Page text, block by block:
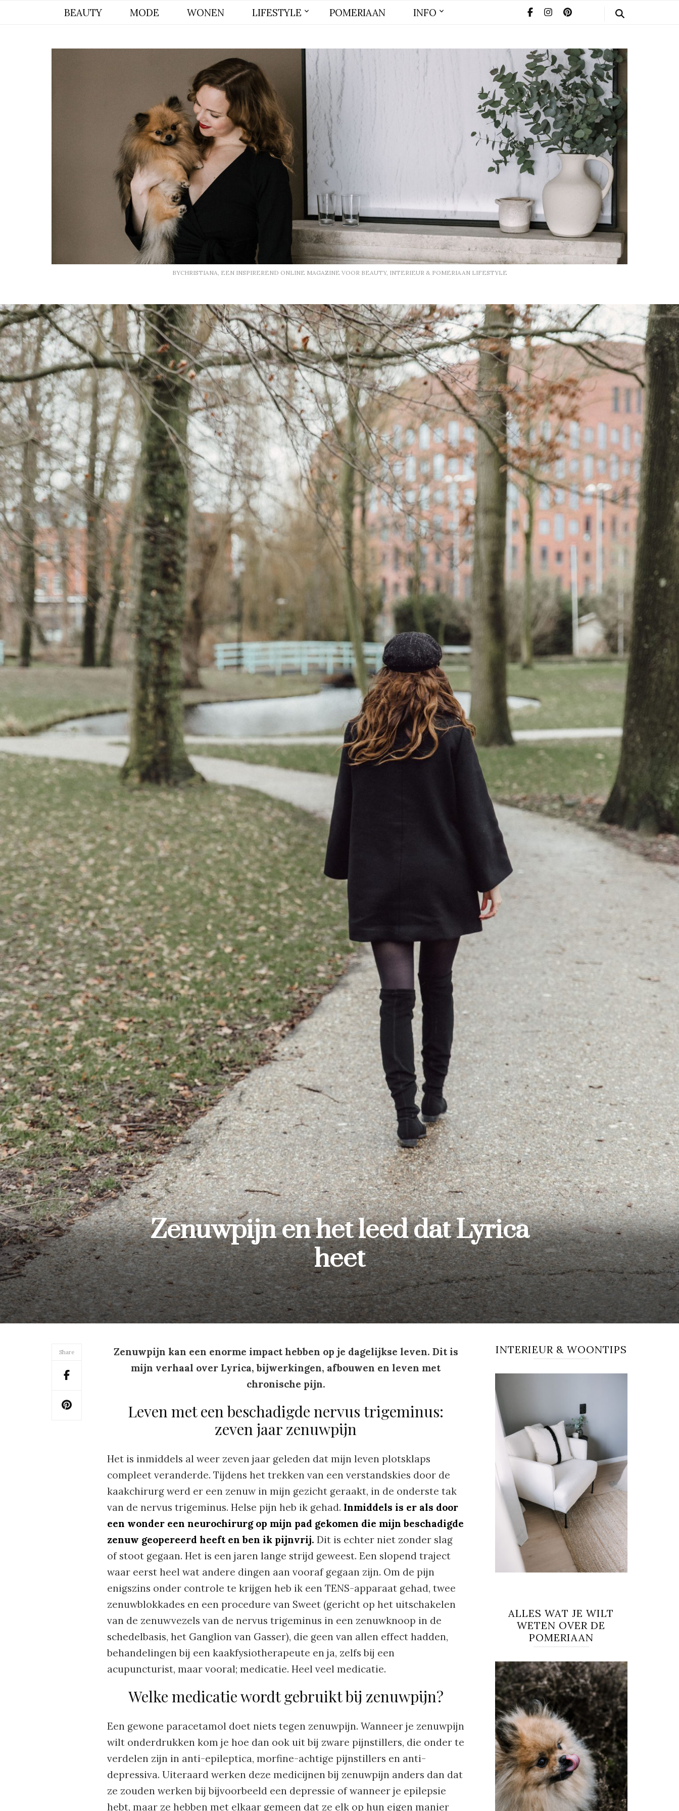
BEAUTY MODE WONEN LIFESTYLE POMERIAAN INFO
BYCHRISTIANA, EEN INSPIREREND ONLINE MAGAZINE VOOR BEAUTY, INTERIEUR & POMERIAAN LIFESTYLE
BYCHRISTIANA, EEN INSPIREREND
ONLINE MAGAZINE VOOR BEAUTY,
BEAUTY MODE WONEN LIFESTYLE POMERIAAN
Zenuwpijn en het leed dat Lyrica
heet
Share
Zenuwpijn kan een enorme impact hebben op je dagelijkse leven. Dit is
mijn verhaal over Lyrica, bijwerkingen, afbouwen en leven met
chronische pijn.
Leven met een beschadigde nervus trigeminus:
zeven jaar zenuwpijn
Het is inmiddels al weer zeven jaar geleden dat mijn leven plotsklaps
compleet veranderde. Tijdens het trekken van een verstandskies door de
kaakchirurg werd er een zenuw in mijn gezicht geraakt, in de onderste tak
van de nervus trigeminus. Helse pijn heb ik gehad. Inmiddels is er als door
een wonder een neurochirurg op mijn pad gekomen die mijn beschadigde
zenuw geopereerd heeft en ben ik pijnvrij. Dit is echter niet zonder slag
of stoot gegaan. Het is een jaren lange strijd geweest. Een slopend traject
waar eerst heel wat andere dingen aan vooraf gegaan zijn. Om de pijn
enigszins onder controle te krijgen heb ik een TENS-apparaat gehad, twee
zenuwblokkades en een procedure van Sweet (gericht op het uitschakelen
van de zenuwvezels van de nervus trigeminus in een zenuwknoop in de
schedelbasis, het Ganglion van Gasser), die geen van allen effect hadden,
behandelingen bij een kaakfysiotherapeute en ja, zelfs bij een
acupuncturist, maar vooral; medicatie. Heel veel medicatie.
Welke medicatie wordt gebruikt bij zenuwpijn?
Een gewone paracetamol doet niets tegen zenuwpijn. Wanneer je zenuwpijn
wilt onderdrukken kom je hoe dan ook uit bij zware pijnstillers, die onder te
verdelen zijn in anti-epileptica, morfine-achtige pijnstillers en anti-
depressiva. Uiteraard werken deze medicijnen bij zenuwpijn anders dan dat
ze zouden werken bij bijvoorbeeld een depressie of wanneer je epilepsie
hebt, maar ze hebben met elkaar gemeen dat ze elk op hun eigen manier
INTERIEUR & WOONTIPS
ALLES WAT JE WILT
WETEN OVER DE
POMERIAAN